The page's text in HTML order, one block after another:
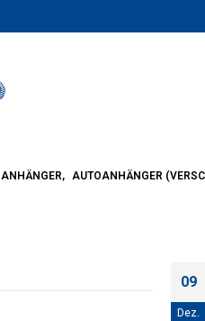
ANHÄNGER, AUTOANHÄNGER
09
Dez.